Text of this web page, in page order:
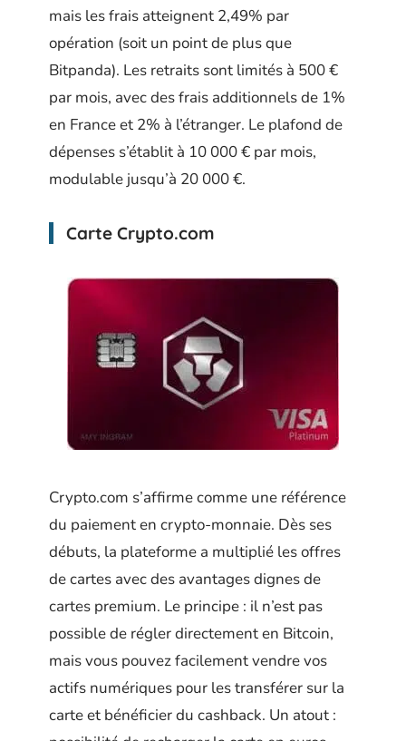
mais les frais atteignent 2,49% par
opération (soit un point de plus que
Bitpanda). Les retraits sont limités à 500 €
par mois, avec des frais additionnels de 1%
en France et 2% à l’étranger. Le plafond de
dépenses s’établit à 10 000 € par mois,
modulable jusqu’à 20 000 €.
Carte Crypto.com
Crypto.com s’affirme comme une référence
du paiement en crypto-monnaie. Dès ses
débuts, la plateforme a multiplié les offres
de cartes avec des avantages dignes de
cartes premium. Le principe : il n’est pas
possible de régler directement en Bitcoin,
mais vous pouvez facilement vendre vos
actifs numériques pour les transférer sur la
carte et bénéficier du cashback. Un atout :